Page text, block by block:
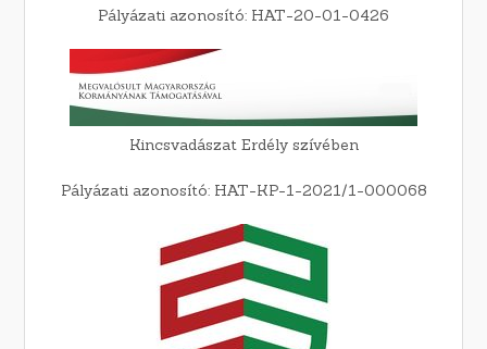
Pályázati azonosító: HAT-20-01-0426
Kincsvadászat Erdély szívében
Pályázati azonosító: HAT-KP-1-2021/1-000068